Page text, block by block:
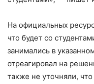
На официальных
что будет со
занимались в
отреагировал на
также не уточняли,